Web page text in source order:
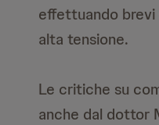
effettuando brevi
alta tensione.
Le critiche su
anche dal dottor